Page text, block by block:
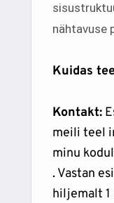
nähtavuse
Kuidas
Kontakt:
meili teel
minu
. Vastan
hiljemalt 1